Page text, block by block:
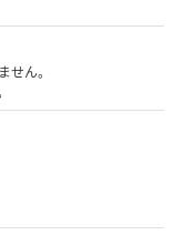
ん。